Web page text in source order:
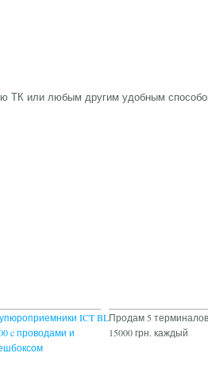
ТК или любым другим удобным
ICT BL
c проводами и
Продам 5
15000 грн. каждый